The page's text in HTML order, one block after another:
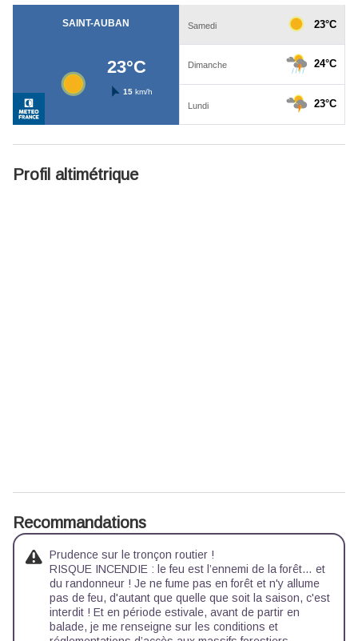
Profil altimétrique
Recommandations
Prudence sur le tronçon routier !
RISQUE INCENDIE : le feu est l’ennemi de la forêt… et
du randonneur ! Je ne fume pas en forêt et n'y allume
pas de feu, d'autant que quelle que soit la saison, c'est
interdit ! Et en période estivale, avant de partir en
balade, je me renseigne sur les conditions et